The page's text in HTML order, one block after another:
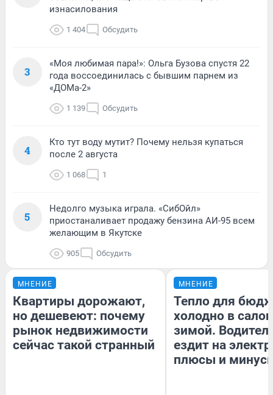
изнасилования
1 404 Обсудить
3
«Моя любимая пара!»: Ольга Бузова спустя 22
года воссоединилась с бывшим парнем из
«ДОМа-2»
1 139 Обсудить
4
Кто тут воду мутит? Почему нельзя купаться
после 2 августа
1 068 1
5
Недолго музыка играла. «СибОйл»
приостаналивает продажу бензина АИ-95 всем
желающим в Якутске
905 Обсудить
МНЕНИЕ
Квартиры дорожают,
но дешевеют: почему
рынок недвижимости
сейчас такой странный
МНЕНИЕ
Тепло для
холодно в
зимой.
ездит на
плюсы и